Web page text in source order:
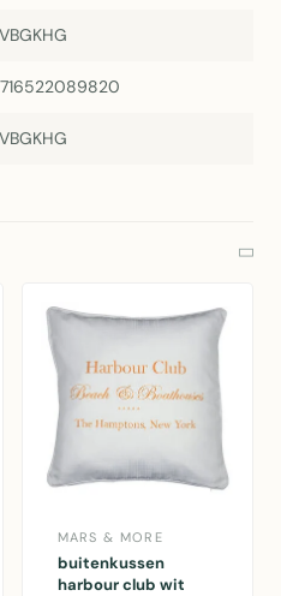
MARS & MORE
buitenkussen
harbour club wit